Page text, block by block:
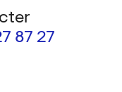
87 27